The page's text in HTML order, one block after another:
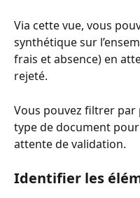
Via cette vue, vous
synthétique sur
frais et absence) en
rejeté.
Vous pouvez filtrer
type de document
attente de validation.
Identifier les